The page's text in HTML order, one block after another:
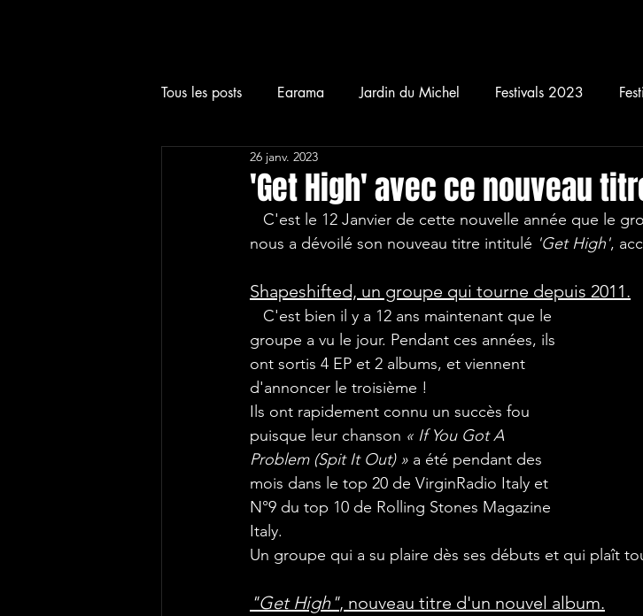
Tous les posts Earama Jardin du Michel Festivals 2023
News
Hardcore
'Get High' avec ce nouveau
26 janv. 2023
nous a dévoilé son nouveau titre intitulé 'Get High',
Shapeshifted, un groupe qui tourne depuis 2011.
groupe a vu le jour. Pendant ces années, ils
ont sortis 4 EP et 2 albums, et viennent
d'annoncer le troisième !
Ils ont rapidement connu un succès fou
puisque leur chanson « If You Got A
Problem (Spit It Out) » a été pendant des
mois dans le top 20 de VirginRadio Italy et
N°9 du top 10 de Rolling Stones Magazine
Italy.
Un groupe qui a su plaire dès ses débuts et qui plaît
"Get High", nouveau titre d'un nouvel album.